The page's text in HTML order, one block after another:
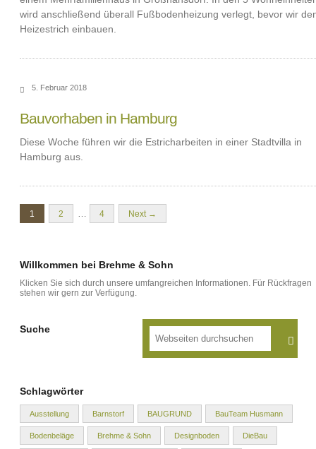
wird anschließend überall Fußbodenheizung verlegt, bevor wir
Heizestrich einbauen.
5. Februar 2018
Bauvorhaben in Hamburg
Diese Woche führen wir die Estricharbeiten in einer Stadtvilla in
Hamburg aus.
1 2 … 4 Next →
Willkommen bei Brehme & Sohn
Klicken Sie sich durch unsere umfangreichen Informationen. Für Rückfragen
stehen wir gern zur Verfügung.
Suche
Schlagwörter
Ausstellung Barnstorf BAUGRUND BauTeam Husmann
Bodenbeläge Brehme & Sohn Designboden DieBau